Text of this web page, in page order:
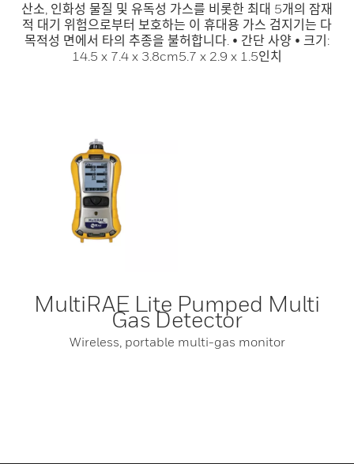
산소, 인화성 물질 및 유독성 가스를 비롯한 최대 5개의 잠재
적 대기 위험으로부터 보호하는 이 휴대용 가스 검지기는 다
목적성 면에서 타의 추종을 불허합니다. • 간단 사양 • 크기:
14.5 x 7.4 x 3.8cm5.7 x 2.9 x 1.5인치
MultiRAE Lite Pumped Multi
Gas Detector
Wireless, portable multi-gas monitor